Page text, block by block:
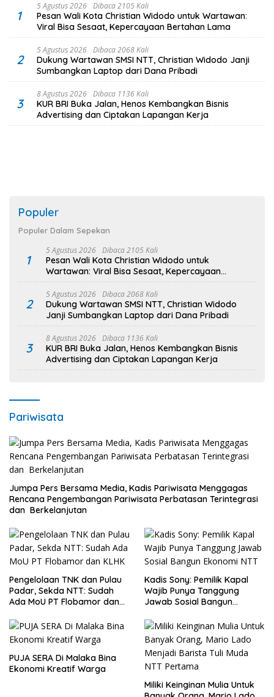
1
5 Agustus 2026 Dibaca 2105 Kali
Pesan Wali Kota Christian Widodo untuk Wartawan:
Viral Bisa Sesaat, Kepercayaan Bertahan Lama
2
5 Agustus 2026 Dibaca 2068 Kali
Dukung Wartawan SMSI NTT, Christian Widodo Janji
Sumbangkan Laptop dari Dana Pribadi
3
8 Agustus 2026 Dibaca 1136 Kali
KUR BRI Buka Jalan, Henos Kembangkan Bisnis
Advertising dan Ciptakan Lapangan Kerja
Populer
Populer Dalam Sepekan
1
5 Agustus 2026 Dibaca 2105 Kali
Pesan Wali Kota Christian Widodo untuk
Wartawan: Viral Bisa Sesaat, Kepercayaan
Bertahan Lama
2
5 Agustus 2026 Dibaca 2068 Kali
Dukung Wartawan SMSI NTT, Christian Widodo
Janji Sumbangkan Laptop dari Dana Pribadi
3
8 Agustus 2026 Dibaca 1136 Kali
KUR BRI Buka Jalan, Henos Kembangkan Bisnis
Advertising dan Ciptakan Lapangan Kerja
Pariwisata
Jumpa Pers Bersama Media, Kadis Pariwisata Menggagas
Rencana Pengembangan Pariwisata Perbatasan Terintegrasi
dan Berkelanjutan
Pengelolaan TNK dan Pulau
Padar, Sekda NTT: Sudah
Ada MoU PT Flobamor dan
Kadis Sony: Pemilik Kapal
Wajib Punya Tanggung
Jawab Sosial Bangun
PUJA SERA Di Malaka Bina
Ekonomi Kreatif Warga
Miliki Keinginan Mulia Untuk